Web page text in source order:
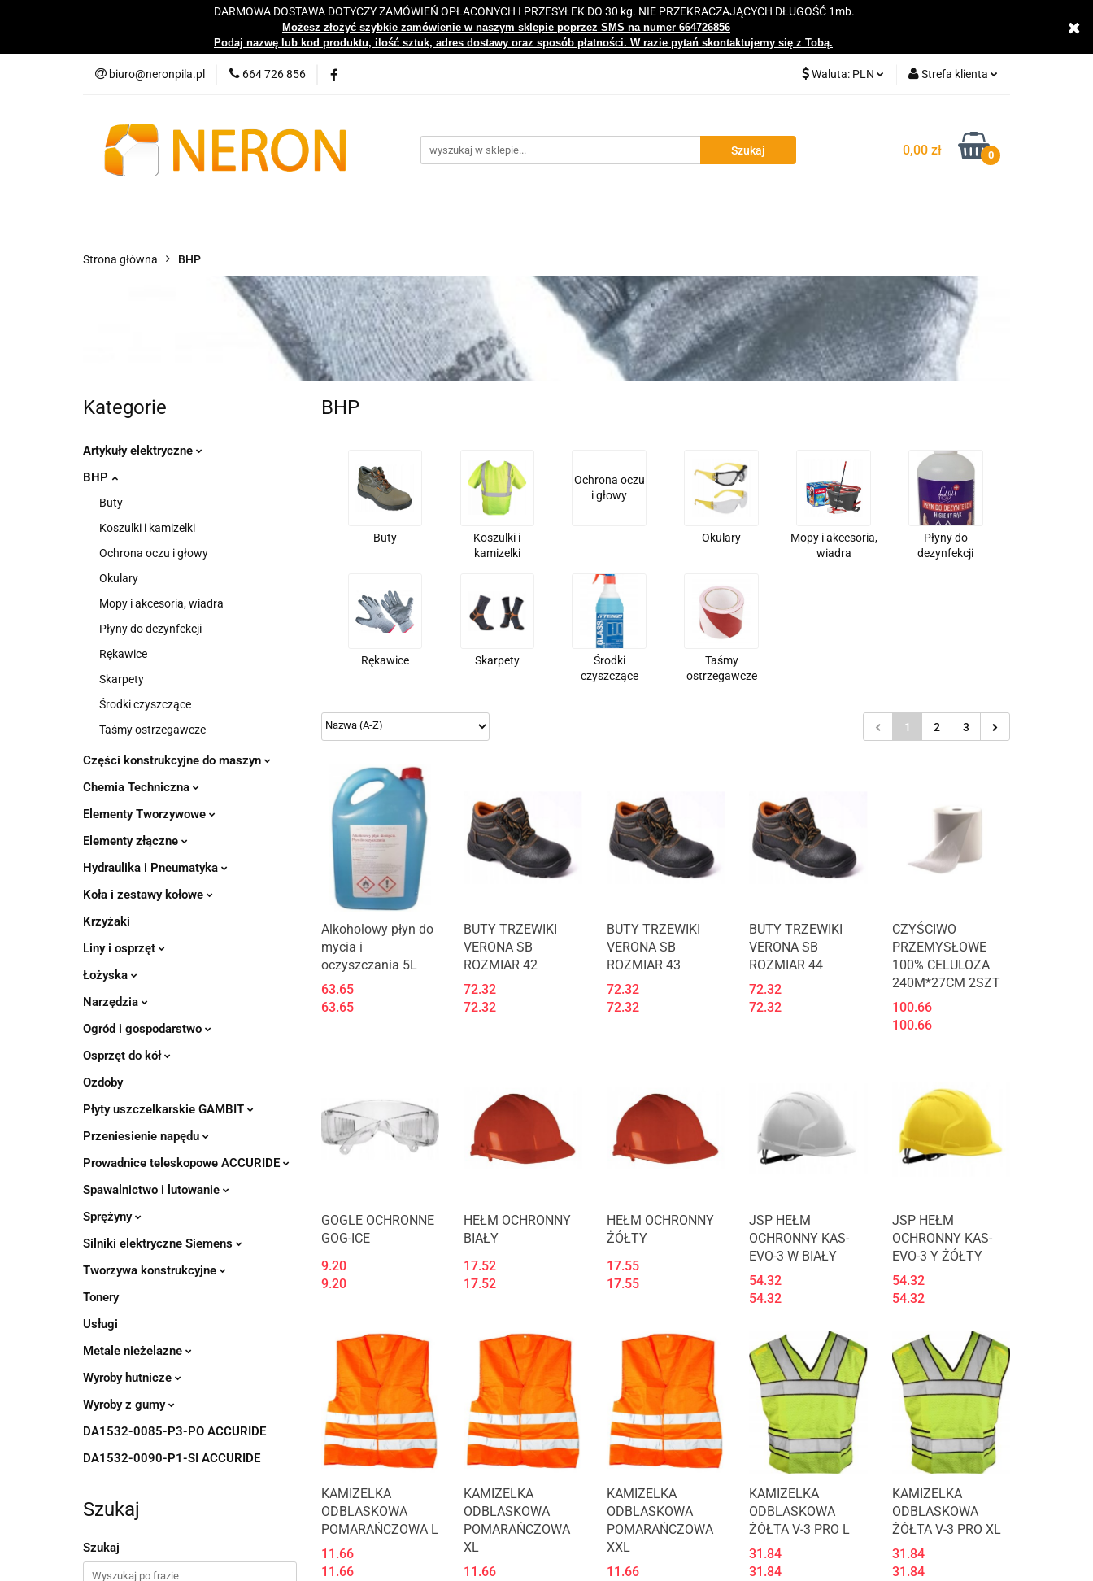
DARMOWA DOSTAWA DOTYCZY ZAMÓWIEŃ OPŁACONYCH I PRZESYŁEK DO 30 kg. NIE PRZEKRACZAJĄCYCH DŁUGOŚĆ 1mb.
Możesz złożyć szybkie zamówienie w naszym sklepie poprzez SMS na numer 664726856
Podaj nazwę lub kod produktu, ilość sztuk, adres dostawy oraz sposób płatności. W razie pytań skontaktujemy się z Tobą.
biuro@neronpila.pl 664 726 856 Waluta: PLN Strefa klienta
Zarejestruj się
Dodaj zgłoszenie
0,00 zł 0
Katalogi Nowości Bestsellery Kontakt Centrum Wiedzy
Strona główna BHP
Kategorie
Artykuły elektryczne
BHP
Buty
Koszulki i kamizelki
Ochrona oczu i głowy
Okulary
Mopy i akcesoria, wiadra
Płyny do dezynfekcji
Rękawice
Skarpety
Środki czyszczące
Taśmy ostrzegawcze
Części konstrukcyjne do maszyn
Chemia Techniczna
Elementy Tworzywowe
Elementy złączne
Hydraulika i Pneumatyka
Koła i zestawy kołowe
Krzyżaki
Liny i osprzęt
Łożyska
Narzędzia
Ogród i gospodarstwo
Osprzęt do kół
Ozdoby
Płyty uszczelkarskie GAMBIT
Przeniesienie napędu
Prowadnice teleskopowe ACCURIDE
Spawalnictwo i lutowanie
Sprężyny
Silniki elektryczne Siemens
Tworzywa konstrukcyjne
Tonery
Usługi
Metale nieżelazne
Wyroby hutnicze
Wyroby z gumy
DA1532-0085-P3-PO ACCURIDE
DA1532-0090-P1-SI ACCURIDE
Szukaj
Szukaj
BHP
Buty
Koszulki i
kamizelki
Ochrona oczu
i głowy
Okulary
Mopy i akcesoria,
wiadra
Płyny do
dezynfekcji
Rękawice Skarpety
Środki
czyszczące
Taśmy
ostrzegawcze
1 2 3
Produkt niedostępny
Alkoholowy płyn do
mycia i
oczyszczania 5L
63.65
63.65
Produkt niedostępny
BUTY TRZEWIKI
VERONA SB
ROZMIAR 42
72.32
72.32
Produkt niedostępny
BUTY TRZEWIKI
VERONA SB
ROZMIAR 43
72.32
72.32
Produkt niedostępny
BUTY TRZEWIKI
VERONA SB
ROZMIAR 44
72.32
72.32
CZYŚCIWO
PRZEMYSŁOWE
100% CELULOZA
240M*27CM 2SZT
100.66
100.66
GOGLE OCHRONNE
GOG-ICE
9.20
9.20
HEŁM OCHRONNY
BIAŁY
17.52
17.52
HEŁM OCHRONNY
ŻÓŁTY
17.55
17.55
JSP HEŁM
OCHRONNY KAS-
EVO-3 W BIAŁY
54.32
54.32
JSP HEŁM
OCHRONNY KAS-
EVO-3 Y ŻÓŁTY
54.32
54.32
KAMIZELKA
ODBLASKOWA
POMARAŃCZOWA L
11.66
11.66
KAMIZELKA
ODBLASKOWA
POMARAŃCZOWA
XL
11.66
KAMIZELKA
ODBLASKOWA
POMARAŃCZOWA
XXL
11.66
KAMIZELKA
ODBLASKOWA
ŻÓŁTA V-3 PRO L
31.84
31.84
KAMIZELKA
ODBLASKOWA
ŻÓŁTA V-3 PRO XL
31.84
31.84